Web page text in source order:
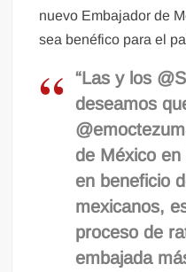
nuevo Embajador de
sea benéfico para el
“Las y los
deseamos
de México
en beneficio
mexicanos,
proceso de
embajada